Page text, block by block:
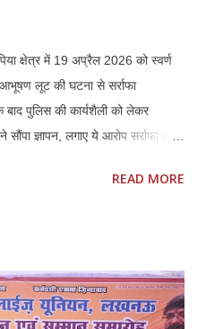
क्षेत्र में 19 अप्रैल 2026 को स्वर्ण
लूट की घटना से सर्राफा
बाद पुलिस की कार्यशैली को लेकर
सौंपा ज्ञापन, लगाए ये आरोप सर्राफा एवं
है। इसके बावजूद पुलिस ने उनके भाई
की गिरफ्तारी और 100%
अतिरिक्त पुलिस बल तैनात किया जाए।
READ MORE